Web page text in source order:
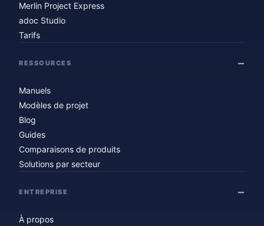
Merlin Project Express
adoc Studio
Tarifs
RESSOURCES
Manuels
Modèles de projet
Blog
Guides
Comparaisons de produits
Solutions par secteur
ENTREPRISE
À propos